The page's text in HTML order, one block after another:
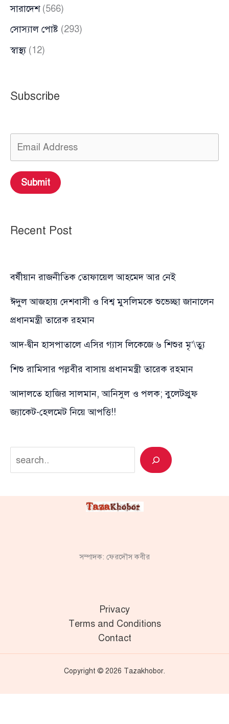
সারাদেশ(566)
সোস্যাল পোষ্ট (293)
স্বাস্থ্য(12)
Subscribe
Submit
Recent Post
বর্ষীয়ান রাজনীতিক তোফায়েল আহমেদ আর নেই
ঈদুল আজহায় দেশবাসী ও বিশ্ব মুসলিমকে শুভেচ্ছা জানালেন
প্রধানমন্ত্রী তারেক রহমান
আদ-দ্বীন হাসপাতালে এসির গ্যাস লিকেজে ৬ শিশুর মৃ’\ত্যু
শিশু রামিসার পল্লবীর বাসায় প্রধানমন্ত্রী তারেক রহমান
আদালতে হাজির সালমান, আনিসুল ও পলক; বুলেটপ্রুফ
জ্যাকেট-হেলমেট নিয়ে আপত্তি!!
Search
সম্পাদক: ফেরদৌস কবীর
Privacy
Terms and Conditions
Contact
Copyright © 2026 Tazakhobor.